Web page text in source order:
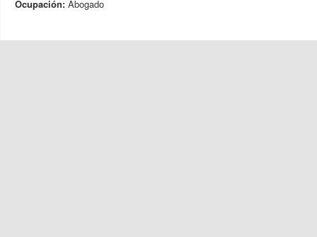
Ocupación: Abogado